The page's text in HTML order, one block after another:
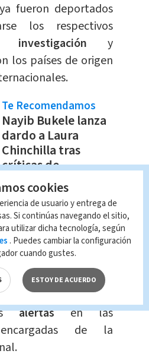
fueron deportados
los respectivos
investigación y
los países de origen
Te Recomendamos
Nayib Bukele lanza
dardo a Laura
Chinchilla tras
críticas de
expresidenta
Nacional Jorge Alpízar
detenciones
en análisis para
definitivas.
de este tipo ha
alertasen las
de la
cookies
de usuario y entrega de
Si continúas navegando el sitio,
utilizar dicha tecnología, según
. Puedes cambiar la configuración
cuando gustes.
ESTOY DE ACUERDO